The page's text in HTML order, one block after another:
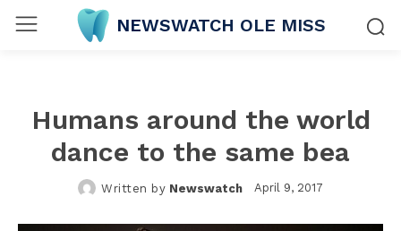
NEWSWATCH OLE MISS
Humans around the world
dance to the same bea
Written by Newswatch April 9, 2017